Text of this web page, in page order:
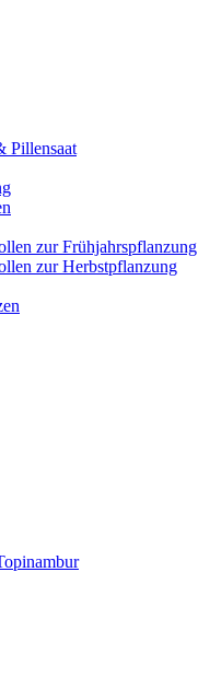
Pillensaat
zur Frühjahrspflanzung
zur Herbstpflanzung